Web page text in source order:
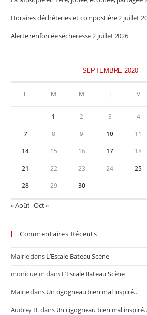
Horaires déchèteries et compostière2 juillet
Alerte renforcée sécheresse2 juillet 2026
SEPTEMBRE 2020
L M M J V
1 2 3 4
7 8 9 10 11
14 15 16 17 18
21 22 23 24 25
28 29 30
« Août Oct »
Commentaires Récents
Mairiedans L’Escale Bateau Scène
monique m dans L’Escale Bateau Scène
Mairiedans Un cigogneau bien mal inspiré…
Audrey B.dans Un cigogneau bien mal